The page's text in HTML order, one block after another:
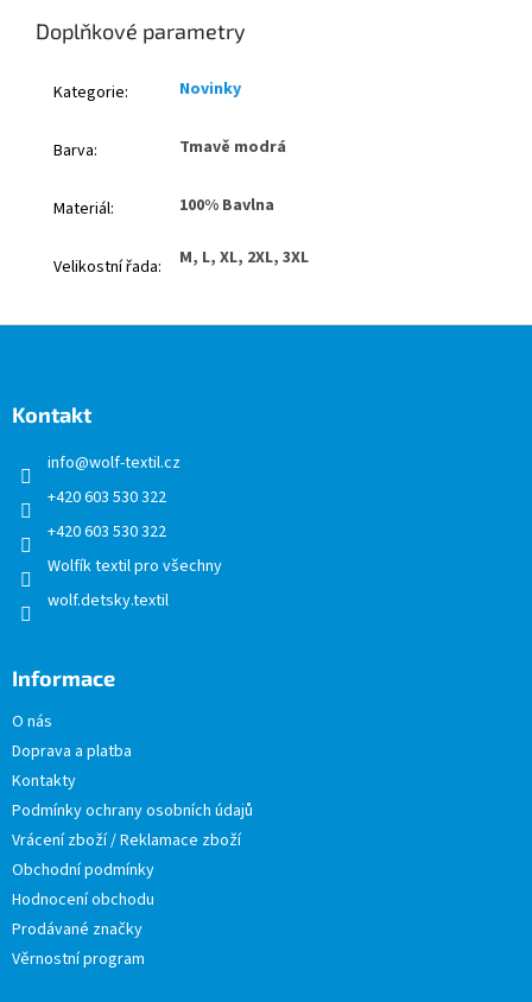
Doplňkové parametry
Kategorie: Novinky
Barva: Tmavě modrá
Materiál: 100% Bavlna
Velikostní řada: M, L, XL, 2XL, 3XL
Kontakt
info@wolf-textil.cz
+420 603 530 322
+420 603 530 322
Wolfík textil pro všechny
wolf.detsky.textil
Informace
O nás
Doprava a platba
Kontakty
Podmínky ochrany osobních údajů
Vrácení zboží / Reklamace zboží
Obchodní podmínky
Hodnocení obchodu
Prodávané značky
Věrnostní program